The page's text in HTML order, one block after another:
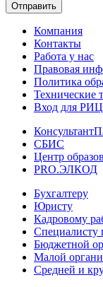
Отправить
Компания
Контакты
Работа у нас
Правовая
Политика
Технические
Вход для РИЦ
СБИС
Центр
PRO.ЭЛКОД
Бухгалтеру
Юристу
Кадровому
Специалисту
Бюджетной
Малой
Средней и